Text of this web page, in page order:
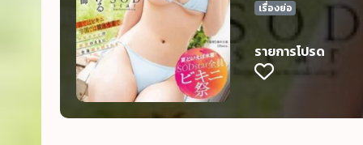
เรื่องย่อ
รายการโปรด